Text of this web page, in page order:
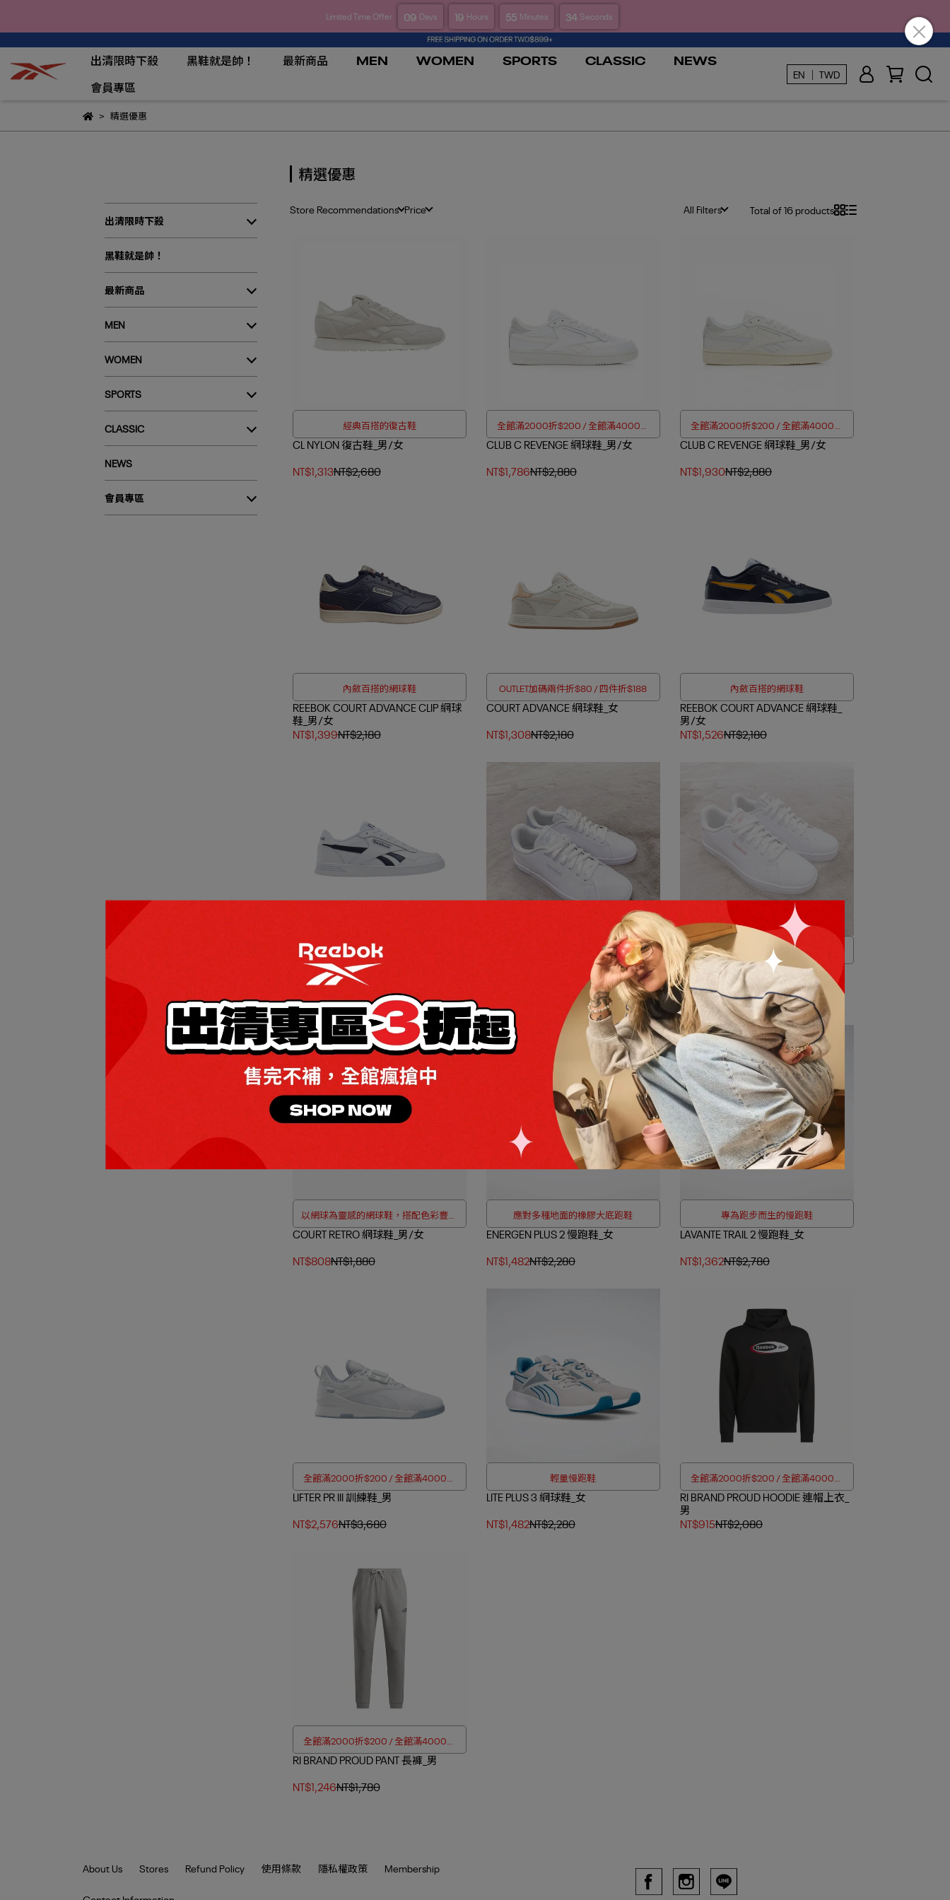
Limited Time Offer 09 Days 19 Hours 55 Minutes 33 Seconds
出清限時下殺 黑鞋就是帥！ 最新商品 MEN WOMEN SPORTS CLASSIC
NEWS
會員專區
EN ｜ TWD
精選優惠
出清限時下殺
黑鞋就是帥！
最新商品
MEN
WOMEN
SPORTS
CLASSIC
NEWS
會員專區
精選優惠
Store Recommendations Price All Filters Total of 16 products
經典百搭的復古鞋
CL NYLON 復古鞋_男/女
NT$1,313NT$2,680
全館滿2000折$200 / 全館滿4000折
$350
CLUB C REVENGE 網球鞋_男/女
NT$1,786NT$2,880
全館滿2000折$200 / 全館滿4000折
$350
CLUB C REVENGE 網球鞋_男/女
NT$1,930NT$2,880
內斂百搭的網球鞋
REEBOK COURT ADVANCE CLIP 網球
鞋_男/女
NT$1,399NT$2,180
OUTLET加碼兩件折$80 / 四件折$188
COURT ADVANCE 網球鞋_女
NT$1,308NT$2,180
內斂百搭的網球鞋
REEBOK COURT ADVANCE 網球鞋_
男/女
NT$1,526NT$2,180
內斂百搭的網球鞋
REEBOK COURT ADVANCE 網球鞋_
男/女
NT$1,526NT$2,180
OUTLET加碼兩件折$80 / 四件折$188
COURT CLEAN 網球鞋_女
NT$1,980
全館滿2000折$200 / 全館滿4000折
$350
COURT CLEAN 網球鞋_女
NT$1,599NT$1,980
以網球為靈感的網球鞋，搭配色彩豐富
的裝飾
COURT RETRO 網球鞋_男/女
NT$808NT$1,880
應對多種地面的橡膠大底跑鞋
ENERGEN PLUS 2 慢跑鞋_女
NT$1,482NT$2,280
專為跑步而生的慢跑鞋
LAVANTE TRAIL 2 慢跑鞋_女
NT$1,362NT$2,780
全館滿2000折$200 / 全館滿4000折
$350
LIFTER PR III 訓練鞋_男
NT$2,576NT$3,680
輕量慢跑鞋
LITE PLUS 3 網球鞋_女
NT$1,482NT$2,280
全館滿2000折$200 / 全館滿4000折
$350
RI BRAND PROUD HOODIE 連帽上衣_
男
NT$915NT$2,080
全館滿2000折$200 / 全館滿4000折
$350
RI BRAND PROUD PANT 長褲_男
NT$1,246NT$1,780
About Us Stores Refund Policy 使用條款 隱私權政策 Membership